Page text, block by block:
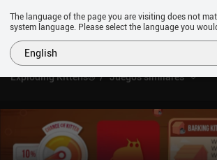
Exploding Kittens® Juegos similares
The language of the page you are visiting does not
system language. Please select the language you
English